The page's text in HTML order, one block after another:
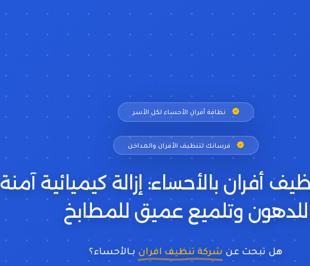
نظافة أفران الأحساء لكل الأسر
فرسانك لتنظيف الأفران والمداخن
أفران بالأحساء: إزالة كيميائية آمنة
للدهون وتلميع عميق للمطابخ
هل تبحث عن شركة تنظيف افران بـالأحساء؟